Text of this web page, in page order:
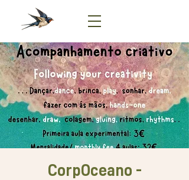
CorpOceano -